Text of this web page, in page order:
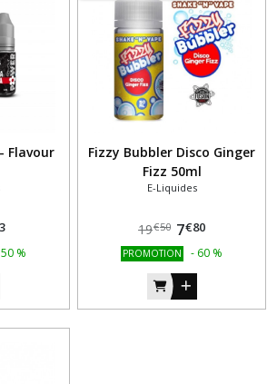
Flavour
50 %
Fizzy Bubbler Disco Ginger
Fizz 50ml
E-Liquides
19€50 7€80
PROMOTION - 60 %